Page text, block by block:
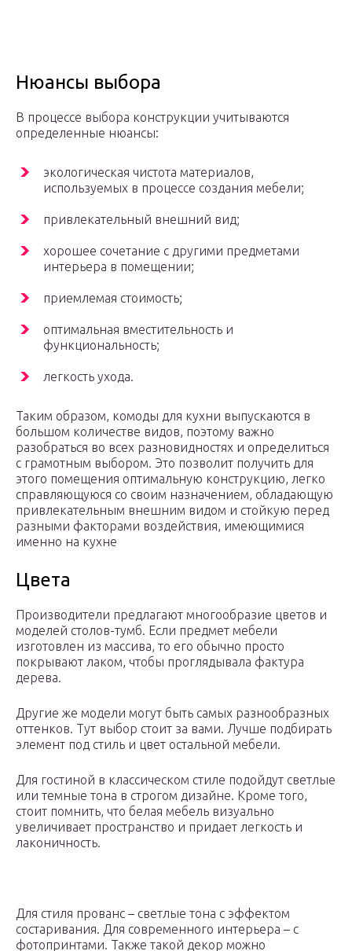
Нюансы выбора
В процессе выбора конструкции учитываются
определенные нюансы:
экологическая чистота материалов,
используемых в процессе создания мебели;
привлекательный внешний вид;
хорошее сочетание с другими предметами
интерьера в помещении;
приемлемая стоимость;
оптимальная вместительность и
функциональность;
легкость ухода.
Таким образом, комоды для кухни выпускаются в
большом количестве видов, поэтому важно
разобраться во всех разновидностях и определиться
с грамотным выбором. Это позволит получить для
этого помещения оптимальную конструкцию, легко
справляющуюся со своим назначением, обладающую
привлекательным внешним видом и стойкую перед
разными факторами воздействия, имеющимися
именно на кухне
Цвета
Производители предлагают многообразие цветов и
моделей столов-тумб. Если предмет мебели
изготовлен из массива, то его обычно просто
покрывают лаком, чтобы проглядывала фактура
дерева.
Другие же модели могут быть самых разнообразных
оттенков. Тут выбор стоит за вами. Лучше подбирать
элемент под стиль и цвет остальной мебели.
Для гостиной в классическом стиле подойдут светлые
или темные тона в строгом дизайне. Кроме того,
стоит помнить, что белая мебель визуально
увеличивает пространство и придает легкость и
лаконичность.
Для стиля прованс – светлые тона с эффектом
состаривания. Для современного интерьера – с
фотопринтами. Также такой декор можно